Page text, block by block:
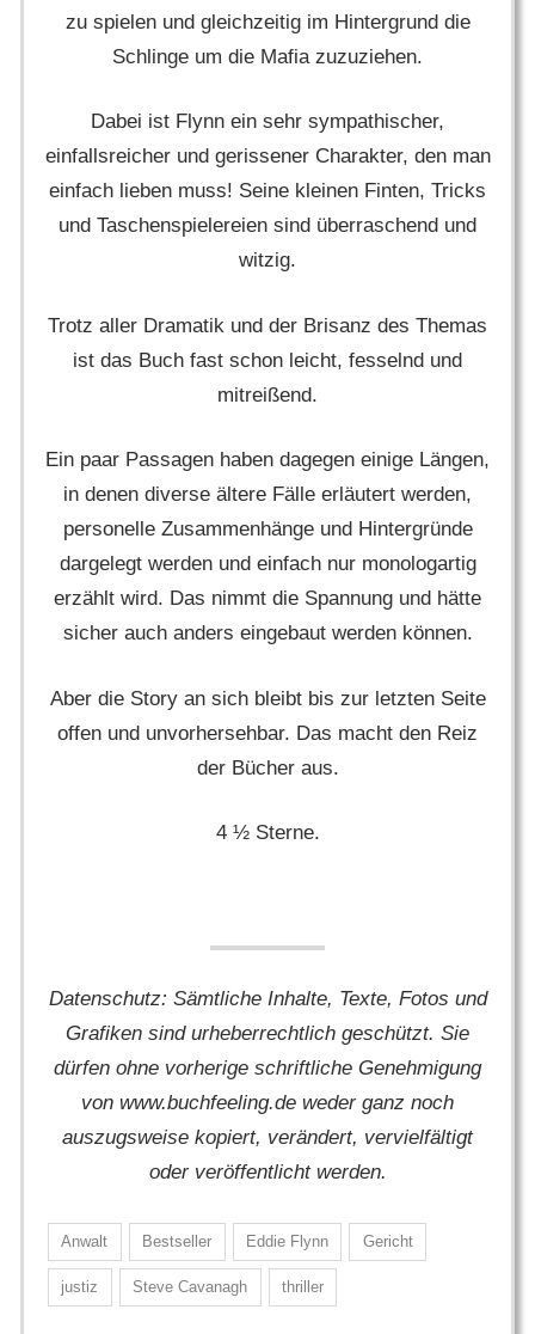
zu spielen und gleichzeitig im Hintergrund die
Schlinge um die Mafia zuzuziehen.
Dabei ist Flynn ein sehr sympathischer,
einfallsreicher und gerissener Charakter, den man
einfach lieben muss! Seine kleinen Finten, Tricks
und Taschenspielereien sind überraschend und
witzig.
Trotz aller Dramatik und der Brisanz des Themas
ist das Buch fast schon leicht, fesselnd und
mitreißend.
Ein paar Passagen haben dagegen einige Längen,
in denen diverse ältere Fälle erläutert werden,
personelle Zusammenhänge und Hintergründe
dargelegt werden und einfach nur monologartig
erzählt wird. Das nimmt die Spannung und hätte
sicher auch anders eingebaut werden können.
Aber die Story an sich bleibt bis zur letzten Seite
offen und unvorhersehbar. Das macht den Reiz
der Bücher aus.
4 ½ Sterne.
Datenschutz: Sämtliche Inhalte, Texte, Fotos und
Grafiken sind urheberrechtlich geschützt. Sie
dürfen ohne vorherige schriftliche Genehmigung
von www.buchfeeling.de weder ganz noch
auszugsweise kopiert, verändert, vervielfältigt
oder veröffentlicht werden.
Anwalt Bestseller Eddie Flynn Gericht
justiz Steve Cavanagh thriller